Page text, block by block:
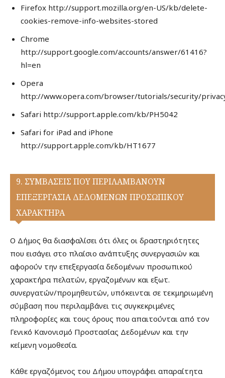
Firefox http://support.mozilla.org/en-US/kb/delete-
cookies-remove-info-websites-stored
Chrome
http://support.google.com/accounts/answer/61416?
hl=en
Opera
http://www.opera.com/browser/tutorials/security/
Safari http://support.apple.com/kb/PH5042
Safari for iPad and iPhone
http://support.apple.com/kb/HT1677
9. ΣΥΜΒΑΣΕΙΣ ΠΟΥ ΠΕΡΙΛΑΜΒΑΝΟΥΝ
ΕΠΕΞΕΡΓΑΣΙΑ ΔΕΔΟΜΕΝΩΝ ΠΡΟΣΩΠΙΚΟΥ
ΧΑΡΑΚΤΗΡΑ
Ο Δήμος θα διασφαλίσει ότι όλες οι δραστηριότητες
που εισάγει στο πλαίσιο ανάπτυξης συνεργασιών και
αφορούν την επεξεργασία δεδομένων προσωπικού
χαρακτήρα πελατών, εργαζομένων και εξωτ.
συνεργατών/προμηθευτών, υπόκεινται σε τεκμηριωμένη
σύμβαση που περιλαμβάνει τις συγκεκριμένες
πληροφορίες και τους όρους που απαιτούνται από τον
Γενικό Κανονισμό Προστασίας Δεδομένων και την
κείμενη νομοθεσία.
Κάθε εργαζόμενος του Δήμου υπογράφει απαραίτητα